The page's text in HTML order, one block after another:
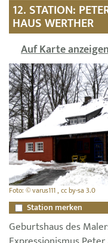
12. STATION:
HAUS WERTHER
Auf Karte
Foto: © varus111 , cc by-sa 3.0
Station merken
Geburtshaus des